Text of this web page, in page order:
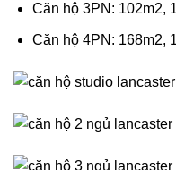
Căn hộ 3PN: 102m2,
Căn hộ 4PN: 168m2,